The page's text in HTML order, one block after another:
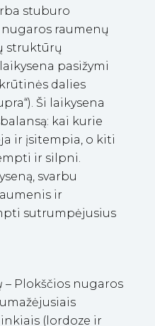
stuburo
raumenų
struktūrų
pasižymi
dalies
Ši laikysena
kai kurie
ir įsitempia, o kiti
ir silpni.
svarbu
ir
sutrumpėjusius
– Plokščios nugaros
(lordoze ir